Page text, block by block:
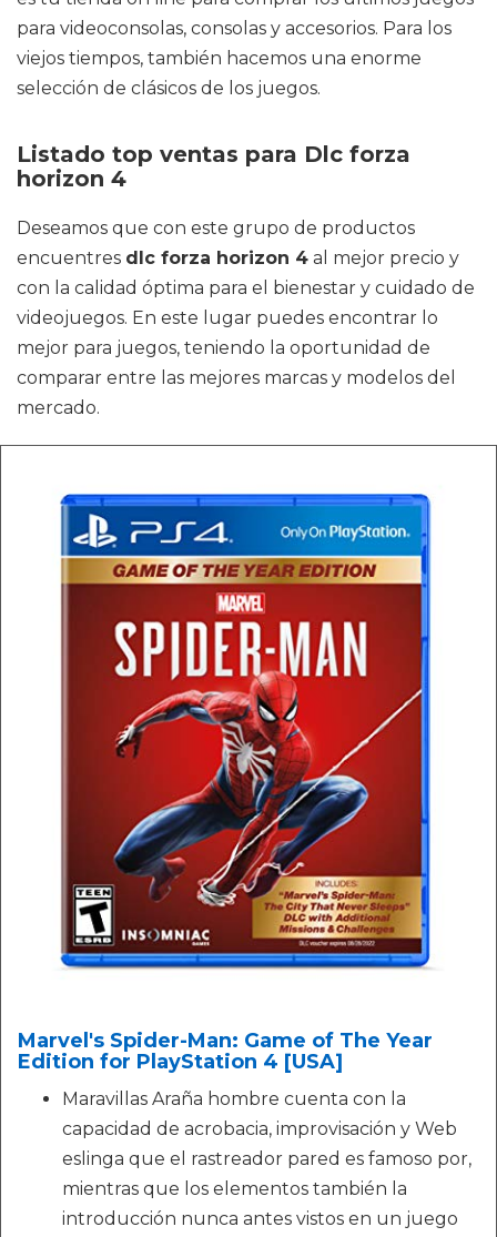
para videoconsolas, consolas y accesorios. Para los
viejos tiempos, también hacemos una enorme
selección de clásicos de los juegos.
Listado top ventas para Dlc forza
horizon 4
Deseamos que con este grupo de productos
encuentres dlc forza horizon 4 al mejor precio y
con la calidad óptima para el bienestar y cuidado de
videojuegos. En este lugar puedes encontrar lo
mejor para juegos, teniendo la oportunidad de
comparar entre las mejores marcas y modelos del
mercado.
Marvel's Spider-Man: Game of The Year
Edition for PlayStation 4 [USA]
Maravillas Araña hombre cuenta con la
capacidad de acrobacia, improvisación y Web
eslinga que el rastreador pared es famoso por,
mientras que los elementos también la
introducción nunca antes vistos en un juego